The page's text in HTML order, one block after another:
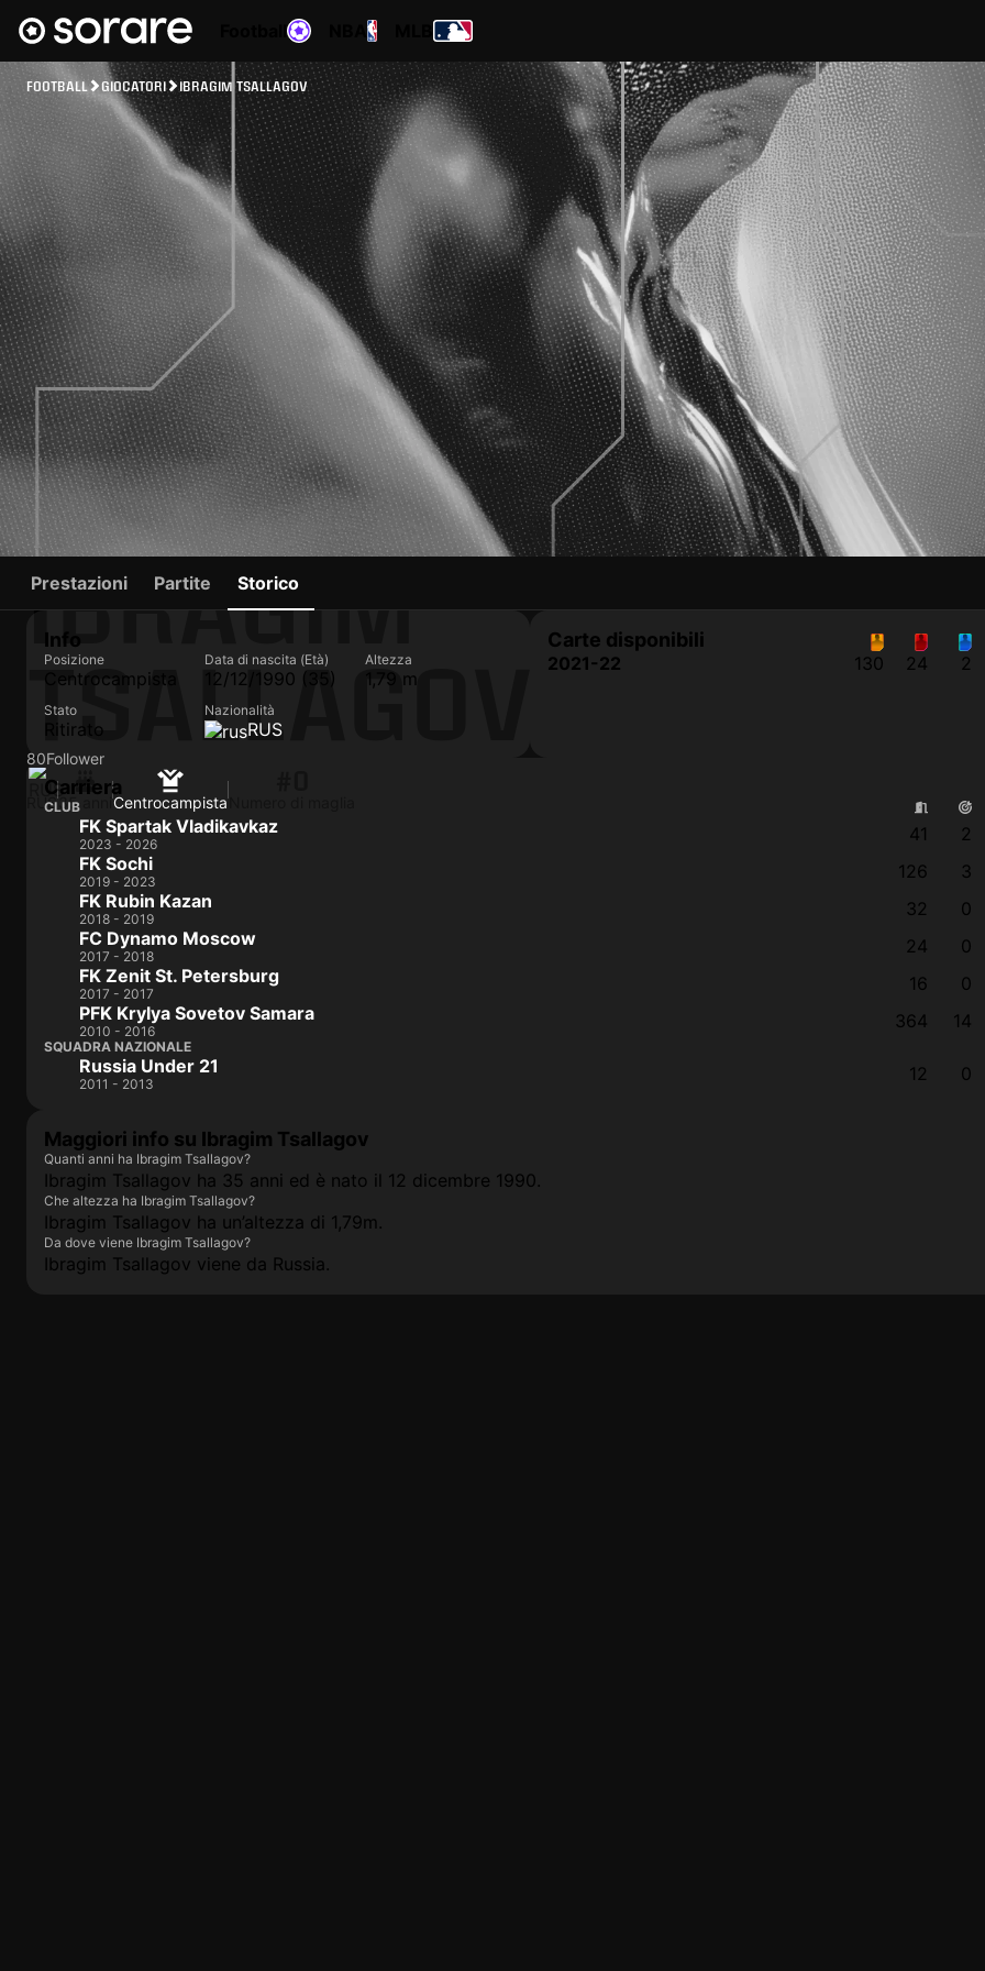
FOOTBALL GIOCATORI IBRAGIM TSALLAGOV
IBRAGIM
TSALLAGOV
80Follower
RUS 35 anni Centrocampista
Prestazioni Partite Storico
Info
Posizione
Centrocampista
Data di nascita (Età)
12/12/1990 (35)
Altezza
1,79 m
Stato
Ritirato
Nazionalità
RUS
Carte disponibili
2021-22 130 24 2
Carriera
CLUB
FK Spartak Vladikavkaz
2023 - 2026 41
2
FK Sochi
2019 - 2023 126
3
FK Rubin Kazan
2018 - 2019 32
0
FC Dynamo Moscow
2017 - 2018 24
0
FK Zenit St. Petersburg
2017 - 2017 16
0
PFK Krylya Sovetov Samara
2010 - 2016 364 14
SQUADRA NAZIONALE
Russia Under 21
2011 - 2013 12 0
Maggiori info su Ibragim Tsallagov
Quanti anni ha Ibragim Tsallagov?
Ibragim Tsallagov ha 35 anni ed è nato il 12 dicembre 1990.
Che altezza ha Ibragim Tsallagov?
Ibragim Tsallagov ha un’altezza di 1,79m.
Da dove viene Ibragim Tsallagov?
Ibragim Tsallagov viene da Russia.